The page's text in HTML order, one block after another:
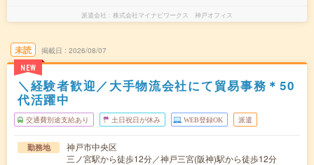
派遣会社 株式会社マイナビワークス 神戸オフィス
未読
NEW
掲載日 2026/08/07
＼経験者歓迎／大手物流会社にて貿易事務＊50
代活躍中
交通費別途支給あり 土日祝日が休み WEB登録OK 派遣
勤務地
神戸市中央区
三ノ宮駅から徒歩12分／神戸三宮(阪神)駅から徒歩12分